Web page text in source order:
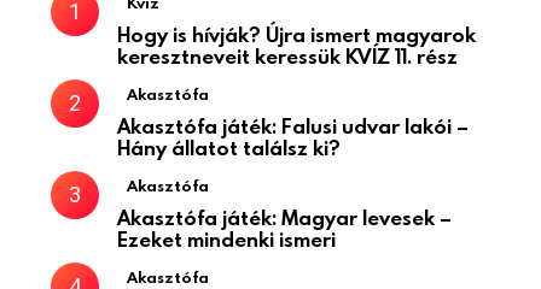
Hogy is hívják? Újra ismert magyarok
keresztneveit keressük KVÍZ 11. rész
Akasztófa
Akasztófa játék: Falusi udvar lakói –
Hány állatot találsz ki?
Akasztófa
Akasztófa játék: Magyar levesek –
Ezeket mindenki ismeri
Akasztófa